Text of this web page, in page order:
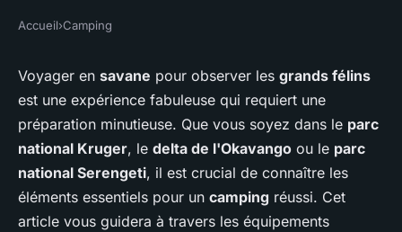
CAMPING
Quels sont les équipements
nécessaires pour un camping
en région de savane avec
observation des grands félins?
5 min de lecture
Accueil›Camping
Voyager en savane pour observer les grands félins
est une expérience fabuleuse qui requiert une
préparation minutieuse. Que vous soyez dans le parc
national Kruger, le delta de l'Okavango ou le parc
national Serengeti, il est crucial de connaître les
éléments essentiels pour un camping réussi. Cet
article vous guidera à travers les équipements